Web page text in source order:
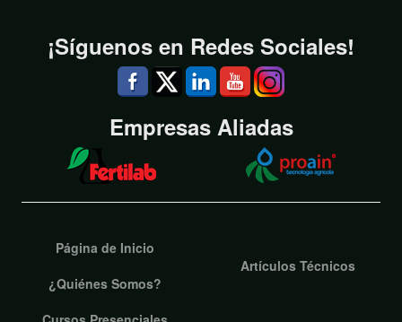
¡Síguenos en Redes Sociales!
Empresas Aliadas
Página de Inicio
¿Quiénes Somos?
Artículos Técnicos